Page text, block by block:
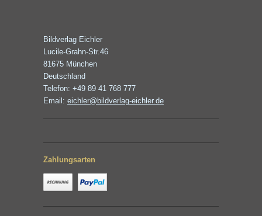
Bildverlag Eichler
Lucile-Grahn-Str.46
81675 München
Deutschland
Telefon: +49 89 41 768 777
Email: eichler@bildverlag-eichler.de
Zahlungsarten